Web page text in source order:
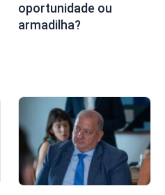
oportunidade ou
armadilha?